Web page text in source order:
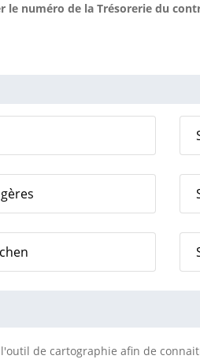
le numéro de la Trésorerie du
de cartographie afin de